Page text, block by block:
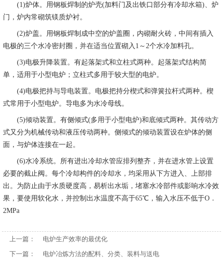
(1)炉体。用钢板焊制的炉壳(加料门及出铁口部分有冷却水箱)、炉
门，炉内常砌筑镁质炉衬。
(2)炉盖。用钢板焊制成中空的炉盖圈，内砌耐火砖，中间有插入
电极的三个水冷密封圈，并在适当位置砌入1～2个水冷加料孔。
(3)电极升降装置。有起落架式和立柱式两种。起落架式结构简
单，适用于小型电炉；立柱式多用于较大型的电炉。
(4)电极把持与导电装置。电极把持分楔式和弹簧拉杆式两种。楔
式常用于小型电炉。导电多为水冷母线。
(5)倾动装置。有侧倾式(多用于小型电炉)和底倾式两种。其传动方
式又分为机械传动和液压传动两种。侧倾式的倾动装置设在炉体的侧
面，与炉体连接在一起。
(6)水冷系统。所有进出冷却水管应排列整齐，并在进水管上设置
必要的截止阀。每个冷却构件的冷却水，均采用从下方进入、上部排
出。为防止由于水质硬度高，易析出水垢，堵塞水冷部件或影响水冷效
果，要使用软化水，并控制出水温度不高于65℃，输入水压不低于O．
2MPa
上一篇：
电炉生产效率的最优化
下一篇：
电炉冶炼方法的配料、分类、装料与送电